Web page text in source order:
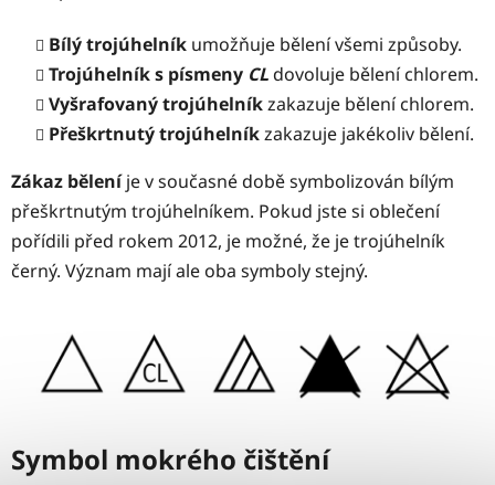
Bílý trojúhelník umožňuje bělení všemi způsoby.
Trojúhelník s písmeny CLdovoluje bělení chlorem.
Vyšrafovaný trojúhelníkzakazuje bělení chlorem.
Přeškrtnutý trojúhelníkzakazuje jakékoliv bělení.
Zákaz běleníje v současné době symbolizován bílým
přeškrtnutým trojúhelníkem. Pokud jste si oblečení
pořídili před rokem 2012, je možné, že je trojúhelník
černý. Význam mají ale oba symboly stejný.
Symbol mokrého čištění